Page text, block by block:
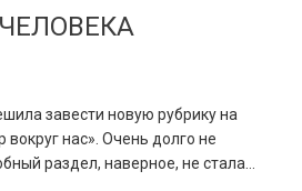
завести новую рубрику на
вокруг нас». Очень долго не
раздел, наверное, не стала…